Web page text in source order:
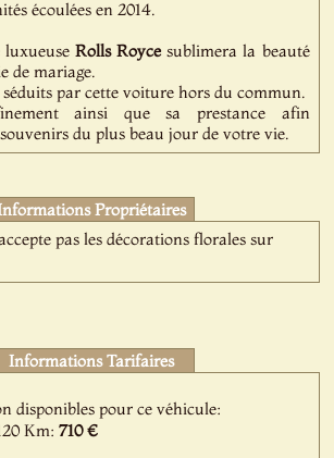
écoulées en 2014.
Rolls Roycesublimera la beauté
de mariage.
par cette voiture hors du commun.
ainsi que sa prestance afin
du plus beau jour de votre vie.
Propriétaires
pas les décorations florales sur
Informations Tarifaires
disponibles pour ce véhicule:
Km:710 €